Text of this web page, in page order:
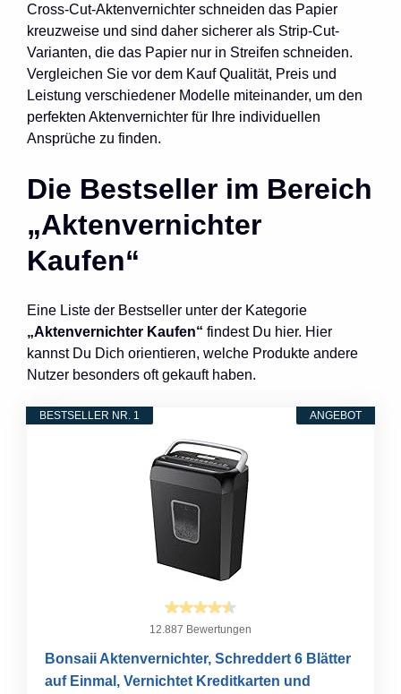
Cross-Cut-Aktenvernichter schneiden das Papier
kreuzweise und sind daher sicherer als Strip-Cut-
Varianten, die das Papier nur in Streifen schneiden.
Vergleichen Sie vor dem Kauf Qualität, Preis und
Leistung verschiedener Modelle miteinander, um den
perfekten Aktenvernichter für Ihre individuellen
Ansprüche zu finden.
Die Bestseller im Bereich
„Aktenvernichter
Kaufen“
Eine Liste der Bestseller unter der Kategorie
„Aktenvernichter Kaufen“ findest Du hier. Hier
kannst Du Dich orientieren, welche Produkte andere
Nutzer besonders oft gekauft haben.
ANGEBOT
BESTSELLER NR. 1
12.887 Bewertungen
Bonsaii Aktenvernichter, Schreddert 6 Blätter
auf Einmal, Vernichtet Kreditkarten und